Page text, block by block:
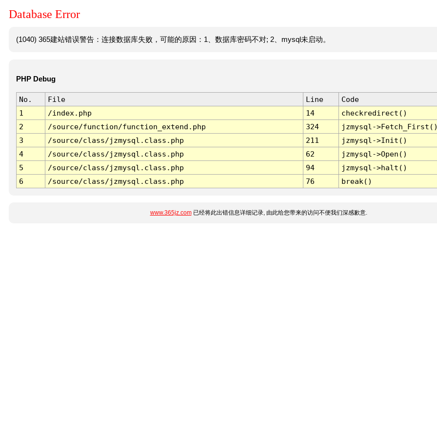
Database Error
(1040) 365建站错误警告：连接数据库失败，可能的原因：1、数据库密码不对; 2、mysql未启动。
PHP Debug
No. File Line
Code
1
/index.php 14
checkredirect()
2
/source/function/function_extend.php 324
jzmysql-
3
/source/class/jzmysql.class.php 211
jzmysql->Init()
4
/source/class/jzmysql.class.php 62
jzmysql->Open()
5
/source/class/jzmysql.class.php 94
jzmysql->halt()
6
/source/class/jzmysql.class.php 76 break()
www.365jz.com已经将此出错信息详细记录, 由此给您带来的访问不便我们深感歉意.